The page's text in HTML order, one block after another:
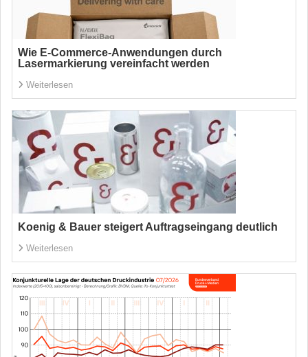
Wie E-Commerce-Anwendungen durch
Lasermarkierung vereinfacht werden
Weiterlesen
Koenig & Bauer steigert Auftragseingang deutlich
Weiterlesen